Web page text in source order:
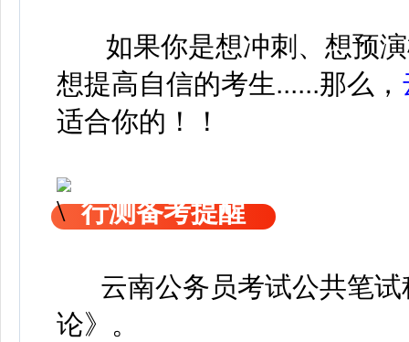
如果你是想冲刺、想预
想提高自信的考生......那么，
适合你的！！
行测备考提醒
云南公务员考试公共笔试
论》 。